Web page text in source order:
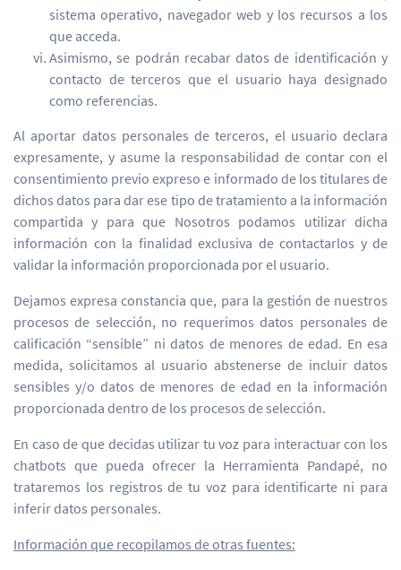
sistema operativo, navegador web y los recursos a los
que acceda.
Asimismo, se podrán recabar datos de identificación y
contacto de terceros que el usuario haya designado
como referencias.
Al aportar datos personales de terceros, el usuario declara
expresamente, y asume la responsabilidad de contar con el
consentimiento previo expreso e informado de los titulares de
dichos datos para dar ese tipo de tratamiento a la información
compartida y para que Nosotros podamos utilizar dicha
información con la finalidad exclusiva de contactarlos y de
validar la información proporcionada por el usuario.
Dejamos expresa constancia que, para la gestión de nuestros
procesos de selección, no requerimos datos personales de
calificación “sensible” ni datos de menores de edad. En esa
medida, solicitamos al usuario abstenerse de incluir datos
sensibles y/o datos de menores de edad en la información
proporcionada dentro de los procesos de selección.
En caso de que decidas utilizar tu voz para interactuar con los
chatbots que pueda ofrecer la Herramienta Pandapé, no
trataremos los registros de tu voz para identificarte ni para
inferir datos personales.
Información que recopilamos de otras fuentes: